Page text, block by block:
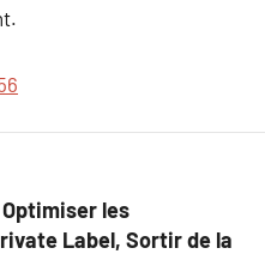
les
Label, Sortir de la